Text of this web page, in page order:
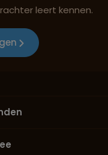
leert kennen.